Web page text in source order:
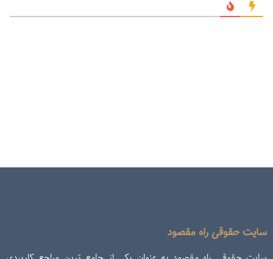
سایت حقوقی راه مقصود